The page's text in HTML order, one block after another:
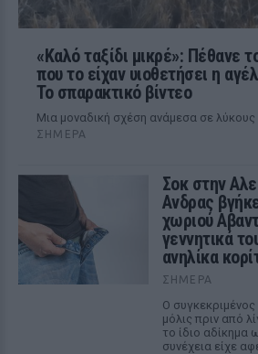
«Καλό ταξίδι μικρέ»: Πέθανε
που το είχαν υιοθετήσει η
Το σπαρακτικό βίντεο
Μια μοναδική σχέση ανάμεσα σε λύκους
ΣΉΜΕΡΑ
Σοκ στην
Ανδρας
χωριού
γεννητικά
ανηλίκα
ΣΉΜΕΡΑ
Ο
μόλις πριν από
το ίδιο αδίκημα
συνέχεια είχε